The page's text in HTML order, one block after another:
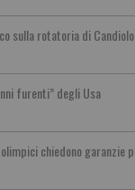
sulla rotatoria di Candiolo
furenti” degli Usa
chiedono garanzie